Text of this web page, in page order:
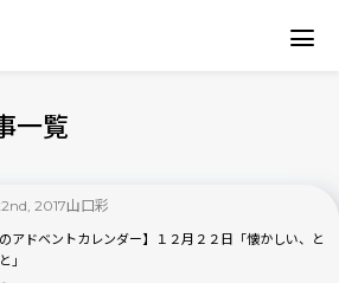
一覧
2017山口彩
のアドベントカレンダー】１２月２２日「懐かしい、と
」